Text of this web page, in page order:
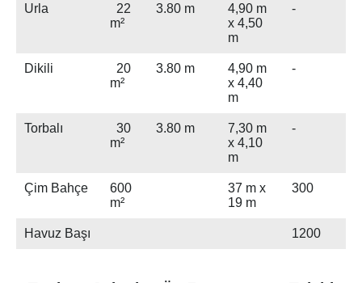
Urla
22
m²
3.80 m
4,90 m
x 4,50
m
-
Dikili
20
m²
3.80 m
4,90 m
x 4,40
m
-
Torbalı
30
m²
3.80 m
7,30 m
x 4,10
m
-
Çim Bahçe
600
m²
37 m x
19 m
300
Havuz Başı 1200